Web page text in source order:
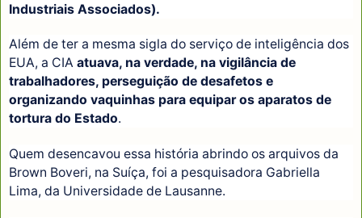
Industriais Associados).
Além de ter a mesma sigla do serviço de inteligência dos
EUA, a CIA atuava, na verdade, na vigilância de
trabalhadores, perseguição de desafetos e
organizando vaquinhas para equipar os aparatos de
tortura do Estado.
Quem desencavou essa história abrindo os arquivos da
Brown Boveri, na Suíça, foi a pesquisadora Gabriella
Lima, da Universidade de Lausanne.